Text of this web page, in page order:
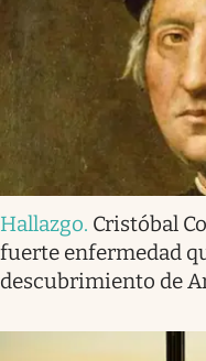
Hallazgo. Cristóbal
fuerte enfermedad
descubrimiento de